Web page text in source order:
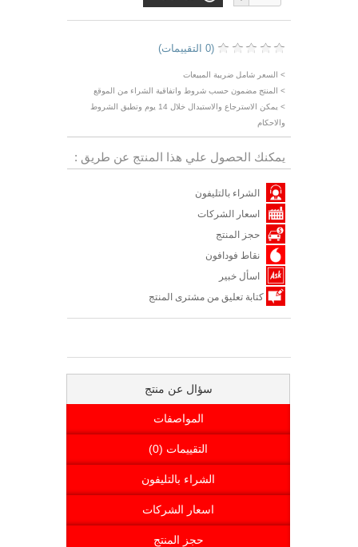
(0 التقييمات)
> السعر شامل ضريبة المبيعات
> المنتج مضمون حسب شروط واتفاقية الشراء من الموقع
> يمكن الاسترجاع والاستبدال خلال 14 يوم وتطبق الشروط
والاحكام
يمكنك الحصول علي هذا المنتج عن طريق :
الشراء بالتليفون
اسعار الشركات
حجز المنتج
نقاط فودافون
اسأل خبير
كتابة تعليق من مشترى المنتج
سؤال عن منتج
المواصفات
التقييمات (0)
الشراء بالتليفون
اسعار الشركات
حجز المنتج